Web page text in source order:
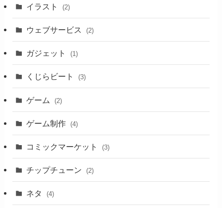
イラスト (2)
ウェブサービス (2)
ガジェット (1)
くじらビート (3)
ゲーム (2)
ゲーム制作 (4)
コミックマーケット (3)
チップチューン (2)
ネタ (4)